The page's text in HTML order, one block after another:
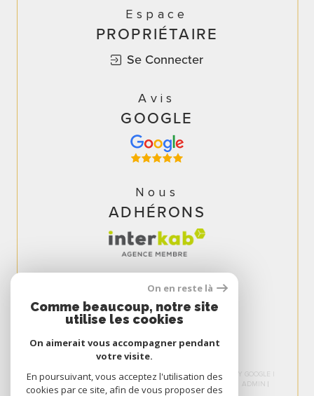
Espace
PROPRIÉTAIRE
Se Connecter
Avis
GOOGLE
Nous
ADHÉRONS
© 2026 | TOUS DROITS RÉSERVÉS | TRADUCTION POWERED BY GOOGLE |
NOS HONORAIRES
PLAN DU SITE
ADMIN
NOS LIENS
POLITIQUE RGPD COOKIES
On en reste là
Comme beaucoup, notre site
utilise les cookies
On aimerait vous accompagner pendant
votre visite.
En poursuivant, vous acceptez l'utilisation des
cookies par ce site, afin de vous proposer des